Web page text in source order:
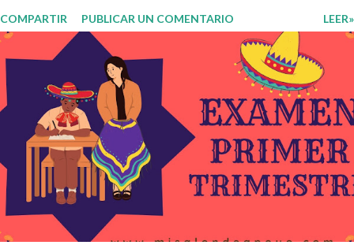
genérico y no está diferenciado por niveles educativos. Desde la
flexibilidad en la que se concibe el CTE y en correspondencia con la
Nueva Escuela Mexicana, se propone que el colectivo docente tome
decisiones sobre su organización, la gestión del tiempo acorde a las
necesidades de la escuela y las acciones que decidan emprender para
apropiarse y resignificar el Plan de Estudio dentro y fuera de este
espacio. En esta Primera Sesión Ordinaria se les invita a que
reflexionen y acuerden posibles acciones a realizar colaborativamente
en la escuela y con la comunidad, a fin de atender las problemáticas
identificadas. Compañeros docentes en est...
COMPARTIR PUBLICAR UN COMENTARIO LEER»